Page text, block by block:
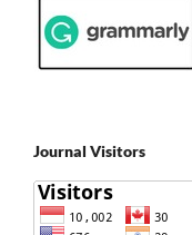
Journal Visitors